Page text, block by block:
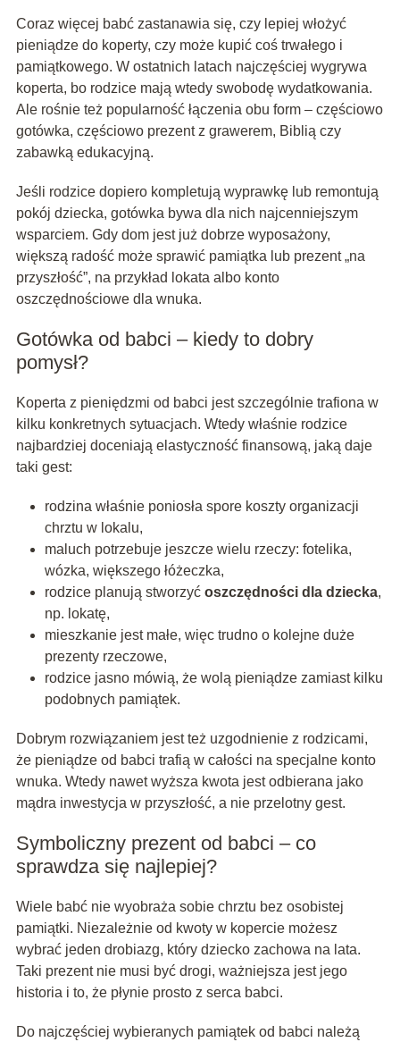
Coraz więcej babć zastanawia się, czy lepiej włożyć
pieniądze do koperty, czy może kupić coś trwałego i
pamiątkowego. W ostatnich latach najczęściej wygrywa
koperta, bo rodzice mają wtedy swobodę wydatkowania.
Ale rośnie też popularność łączenia obu form – częściowo
gotówka, częściowo prezent z grawerem, Biblią czy
zabawką edukacyjną.
Jeśli rodzice dopiero kompletują wyprawkę lub remontują
pokój dziecka, gotówka bywa dla nich najcenniejszym
wsparciem. Gdy dom jest już dobrze wyposażony,
większą radość może sprawić pamiątka lub prezent „na
przyszłość”, na przykład lokata albo konto
oszczędnościowe dla wnuka.
Gotówka od babci – kiedy to dobry
pomysł?
Koperta z pieniędzmi od babci jest szczególnie trafiona w
kilku konkretnych sytuacjach. Wtedy właśnie rodzice
najbardziej doceniają elastyczność finansową, jaką daje
taki gest:
rodzina właśnie poniosła spore koszty organizacji
chrztu w lokalu,
maluch potrzebuje jeszcze wielu rzeczy: fotelika,
wózka, większego łóżeczka,
rodzice planują stworzyć oszczędności dla dziecka,
np. lokatę,
mieszkanie jest małe, więc trudno o kolejne duże
prezenty rzeczowe,
rodzice jasno mówią, że wolą pieniądze zamiast kilku
podobnych pamiątek.
Dobrym rozwiązaniem jest też uzgodnienie z rodzicami,
że pieniądze od babci trafią w całości na specjalne konto
wnuka. Wtedy nawet wyższa kwota jest odbierana jako
mądra inwestycja w przyszłość, a nie przelotny gest.
Symboliczny prezent od babci – co
sprawdza się najlepiej?
Wiele babć nie wyobraża sobie chrztu bez osobistej
pamiątki. Niezależnie od kwoty w kopercie możesz
wybrać jeden drobiazg, który dziecko zachowa na lata.
Taki prezent nie musi być drogi, ważniejsza jest jego
historia i to, że płynie prosto z serca babci.
Do najczęściej wybieranych pamiątek od babci należą